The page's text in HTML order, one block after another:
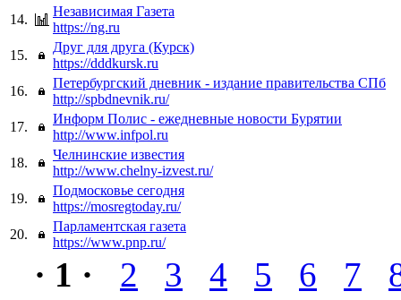
14.
Независимая Газета
https://ng.ru
15.
Друг для друга (Курск)
https://dddkursk.ru
16.
Петербургский дневник - издание правительства СПб
http://spbdnevnik.ru/
17.
Информ Полис - ежедневные новости Бурятии
http://www.infpol.ru
18.
Челнинские известия
http://www.chelny-izvest.ru/
19.
Подмосковье сегодня
https://mosregtoday.ru/
20.
Парламентская газета
https://www.pnp.ru/
· 1 · 2 3 4 5 6 7